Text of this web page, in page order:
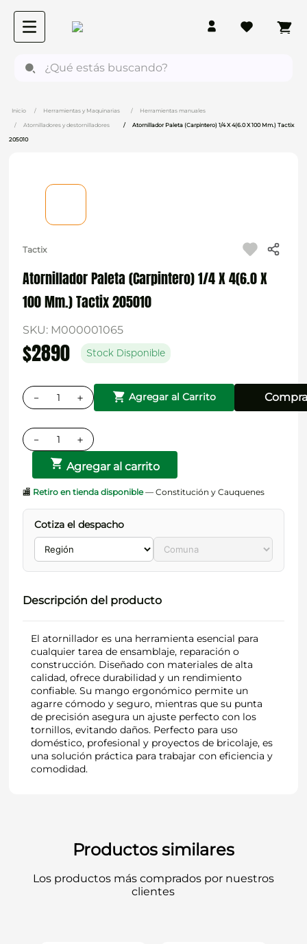
Herramientas y Maquinarias Herramientas manuales
Atornilladores y destornilladores Atornillador Paleta (Carpintero) 1/4 X 4(6.0 X 100 Mm.) Tactix
205010
Tactix
Atornillador Paleta (Carpintero) 1/4 X 4(6.0 X
100 Mm.) Tactix 205010
SKU: M000001065
$2890 Stock Disponible
＋
－ Agregar al Carrito
＋
－
Agregar al carrito
🏬 Retiro en tienda disponible— Constitución y Cauquenes
Cotiza el despacho
Descripción del producto
El atornillador es una herramienta esencial para
cualquier tarea de ensamblaje, reparación o
construcción. Diseñado con materiales de alta
calidad, ofrece durabilidad y un rendimiento
confiable. Su mango ergonómico permite un
agarre cómodo y seguro, mientras que su punta
de precisión asegura un ajuste perfecto con los
tornillos, evitando daños. Perfecto para uso
doméstico, profesional y proyectos de bricolaje, es
una solución práctica para trabajar con eficiencia y
comodidad.
Productos similares
Los productos más comprados por nuestros
clientes